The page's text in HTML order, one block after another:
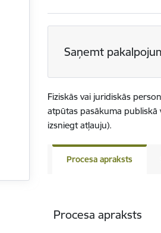
Saņemt
Fiziskās vai juridiskās
atpūtas pasākuma publiskā
izsniegt atļauju).
Procesa apraksts
Procesa apraksts